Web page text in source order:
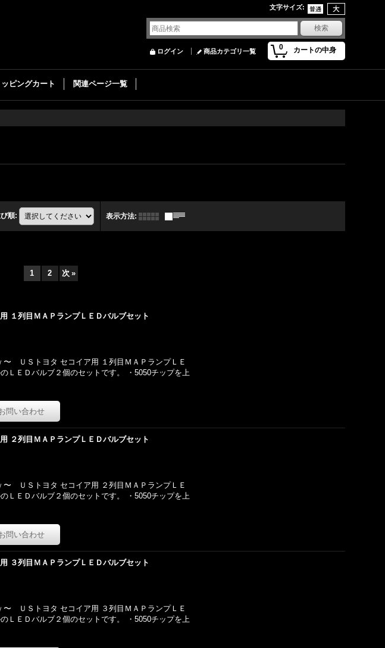
文字サイズ:
0 カートの中身
ログイン 商品カテゴリ一覧
ピングカート 関連ページ一覧
順: 表示方法:
1 2 次 »
列目ＭＡＰランプＬＥＤバルブセット
〜 ＵＳトヨタ セコイア用 １列目ＭＡＰランプＬＥ
ＬＥＤバルブ２個のセットです。 ・5050チップを上
列目ＭＡＰランプＬＥＤバルブセット
〜 ＵＳトヨタ セコイア用 ２列目ＭＡＰランプＬＥ
ＬＥＤバルブ２個のセットです。 ・5050チップを上
列目ＭＡＰランプＬＥＤバルブセット
〜 ＵＳトヨタ セコイア用 ３列目ＭＡＰランプＬＥ
ＬＥＤバルブ２個のセットです。 ・5050チップを上